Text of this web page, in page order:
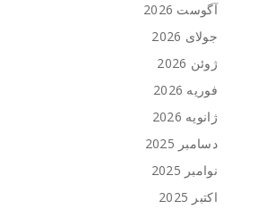
آگوست 2026
جولای 2026
ژوئن 2026
فوریه 2026
ژانویه 2026
دسامبر 2025
نوامبر 2025
اکتبر 2025